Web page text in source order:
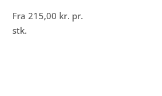
Fra 215,00 kr. pr.
stk.